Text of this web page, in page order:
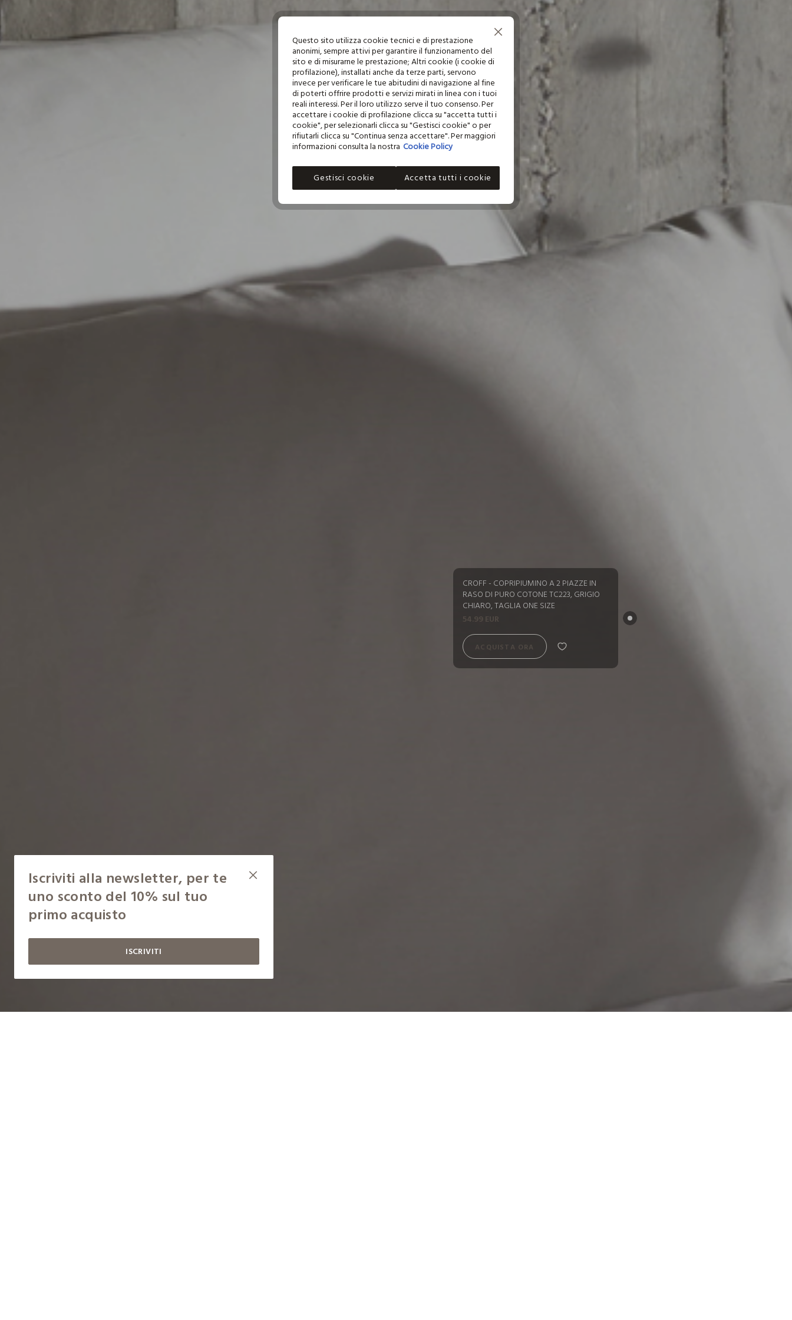
CROFF - COPRIPIUMINO A 2 PIAZZE IN
RASO DI PURO COTONE TC223, GRIGIO
CHIARO, TAGLIA ONE SIZE
54.99 EUR
ACQUISTA ORA
Iscriviti alla newsletter, per te
uno sconto del 10% sul tuo
primo acquisto
ISCRIVITI
Questo sito utilizza cookie tecnici e di prestazione
anonimi, sempre attivi per garantire il funzionamento del
sito e di misurarne le prestazione; Altri cookie (i cookie di
profilazione), installati anche da terze parti, servono
invece per verificare le tue abitudini di navigazione al fine
di poterti offrire prodotti e servizi mirati in linea con i tuoi
reali interessi. Per il loro utilizzo serve il tuo consenso. Per
accettare i cookie di profilazione clicca su "accetta tutti i
cookie", per selezionarli clicca su "Gestisci cookie" o per
rifiutarli clicca su "Continua senza accettare". Per maggiori
informazioni consulta la nostra Cookie Policy
Gestisci cookie Accetta tutti i cookie
Continua senza accettare